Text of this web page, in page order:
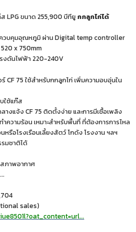
LPG ขนาด 255,900 บีทียู กกลูกไก่ได้
วบคุมอุณหภูมิ ผ่าน Digital temp controller
x 750mm
งดันไฟฟ้า 220-240V
CF 75 ใช้สำหรับกกลูกไก่ เพิ่มความอบอุ่นใน
ใช้แก๊ส
างแจ้ง CF 75 ติดตั้งง่าย และการมีเชื้อเพลิง
ความร้อน เหมาะสำหรับพื้นที่ ที่ต้องการการไหล
หรือโรงเรือนเลี้ยงสัตว์ โกดัง โรงงาน ฯลฯ
มชาติได้
ภาพอากาศ
sales)